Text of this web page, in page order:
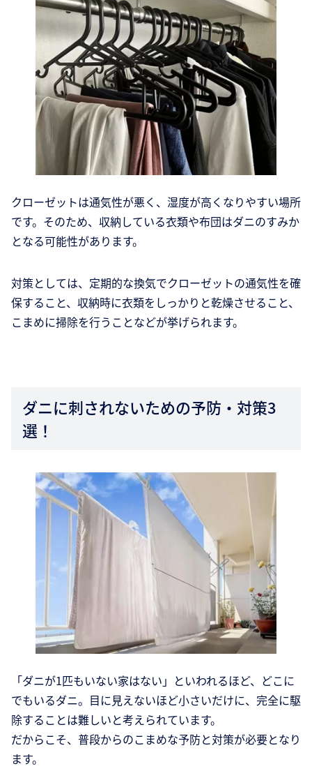
クローゼットは通気性が悪く、湿度が高くなりやすい場所
です。そのため、収納している衣類や布団はダニのすみか
となる可能性があります。
対策としては、定期的な換気でクローゼットの通気性を確
保すること、収納時に衣類をしっかりと乾燥させること、
こまめに掃除を行うことなどが挙げられます。
ダニに刺されないための予防・対策3
選！
「ダニが1匹もいない家はない」といわれるほど、どこに
でもいるダニ。目に見えないほど小さいだけに、完全に駆
除することは難しいと考えられています。
だからこそ、普段からのこまめな予防と対策が必要となり
ます。